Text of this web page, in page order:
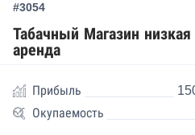
#3054
Табачный Магазин низкая
аренда
Прибыль
Окупаемость